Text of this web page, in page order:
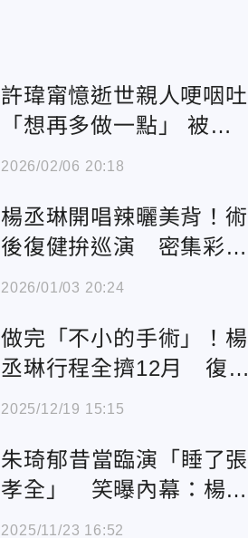
許瑋甯憶逝世親人哽咽吐
「想再多做一點」 被問
楊丞琳尬回：這個私下聊
2026/02/06 20:18
楊丞琳開唱辣曬美背！術
後復健拚巡演 密集彩排
3個月狂掉4公斤
2026/01/03 20:24
做完「不小的手術」！楊
丞琳行程全擠12月 復工
狀態曝光
2025/12/19 15:15
朱琦郁昔當臨演「睡了張
孝全」 笑曝內幕：楊丞
琳也在
2025/11/23 16:52